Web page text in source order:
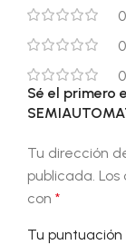
0
0
0
Sé el primero
Tu dirección
publicada.
con *
Tu puntuación